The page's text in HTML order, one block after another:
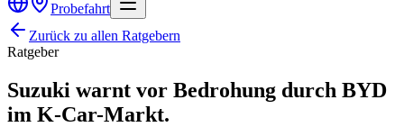
Probefahrt
Zurück zu allen Ratgebern
Ratgeber
Suzuki warnt vor Bedrohung durch BYD
im K-Car-Markt.